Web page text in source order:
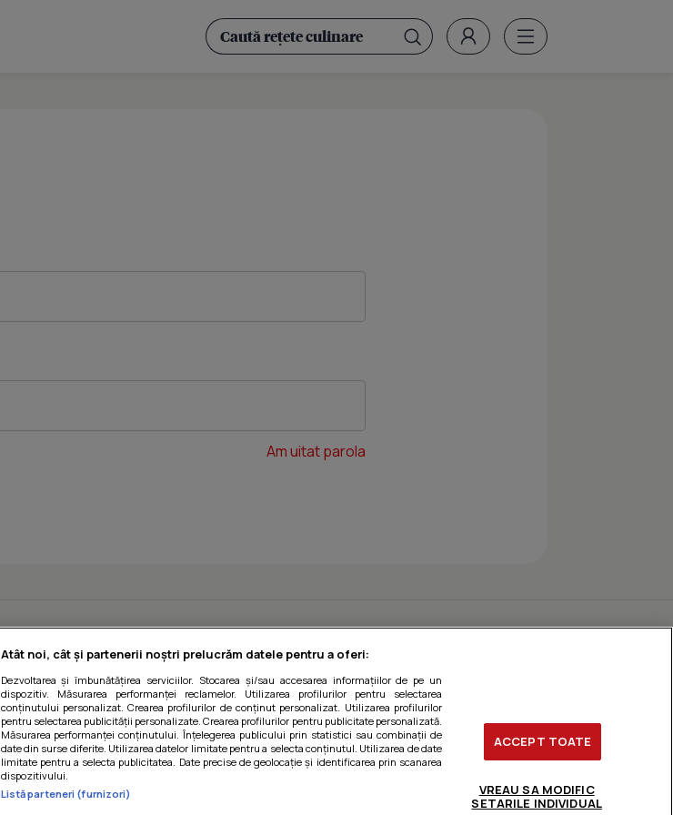
Am uitat parola
Atât noi, cât și partenerii noștri prelucrăm datele pentru a oferi:
Dezvoltarea și îmbunătățirea serviciilor. Stocarea și/sau accesarea informațiilor de pe un
dispozitiv. Măsurarea performanței reclamelor. Utilizarea profilurilor pentru selectarea
conținutului personalizat. Crearea profilurilor de conținut personalizat. Utilizarea profilurilor
pentru selectarea publicității personalizate. Crearea profilurilor pentru publicitate personalizată.
Măsurarea performanței conținutului. Înțelegerea publicului prin statistici sau combinații de
date din surse diferite. Utilizarea datelor limitate pentru a selecta conținutul. Utilizarea de date
limitate pentru a selecta publicitatea. Date precise de geolocație și identificarea prin scanarea
dispozitivului.
Listă parteneri (furnizori)
ACCEPT TOATE
VREAU SA MODIFIC
SETARILE INDIVIDUAL